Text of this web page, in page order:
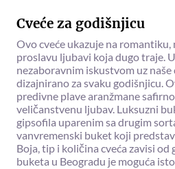
Cveće za godišnjicu
Ovo cveće ukazuje na
proslavu ljubavi koja dugo traje.
nezaboravnim iskustvom uz naše
dizajnirano za svaku godišnjicu.
predivne plave aranžmane
veličanstvenu ljubav. Luksuzni
gipsofila uparenim sa drugim
vanvremenski buket koji
Boja, tip i količina cveća zavisi od
buketa u Beogradu je moguća